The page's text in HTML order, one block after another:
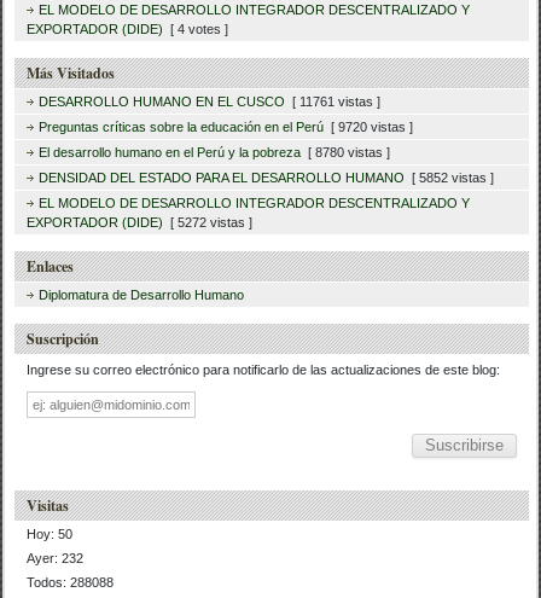
EL MODELO DE DESARROLLO INTEGRADOR DESCENTRALIZADO Y
EXPORTADOR (DIDE) [ 4 votes ]
Más Visitados
DESARROLLO HUMANO EN EL CUSCO [ 11761 vistas ]
Preguntas críticas sobre la educación en el Perú [ 9720 vistas ]
El desarrollo humano en el Perú y la pobreza [ 8780 vistas ]
DENSIDAD DEL ESTADO PARA EL DESARROLLO HUMANO [ 5852 vistas ]
EL MODELO DE DESARROLLO INTEGRADOR DESCENTRALIZADO Y
EXPORTADOR (DIDE) [ 5272 vistas ]
Enlaces
Diplomatura de Desarrollo Humano
Suscripción
Ingrese su correo electrónico para notificarlo de las actualizaciones de este blog:
Dirección
de
correo
Visitas
Hoy: 50
Ayer: 232
Todos: 288088